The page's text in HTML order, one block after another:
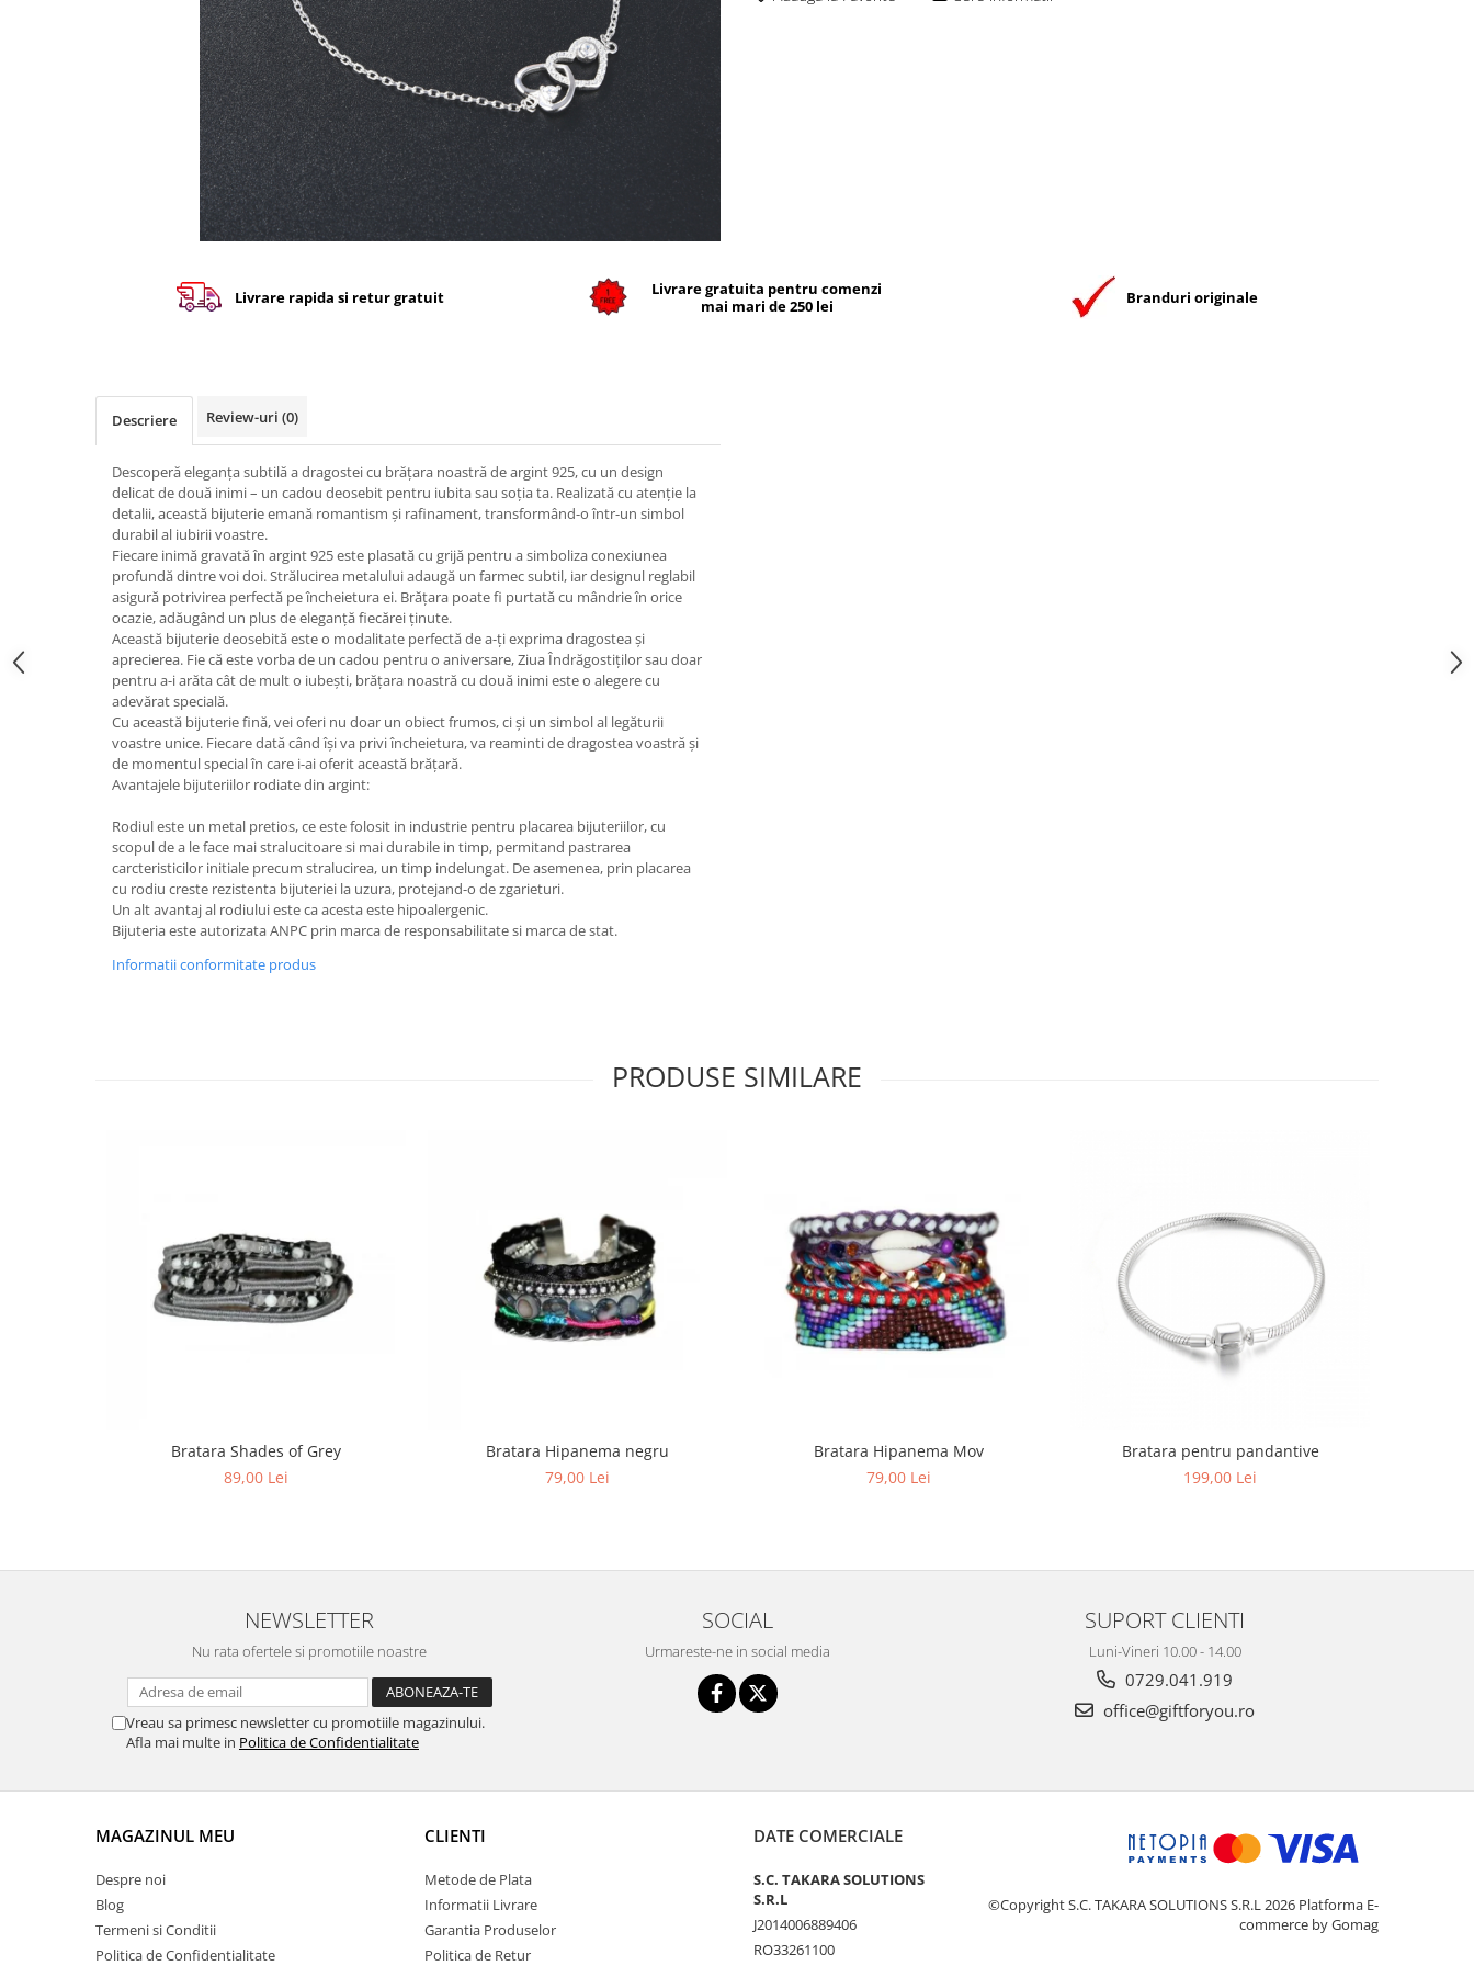
Livrare rapida si retur gratuit
Livrare gratuita pentru comenzi
mai mari de 250 lei
Branduri originale
Descriere Review-uri (0)
Descoperă eleganța subtilă a dragostei cu brățara noastră de argint 925, cu un design
delicat de două inimi – un cadou deosebit pentru iubita sau soția ta. Realizată cu atenție la
detalii, această bijuterie emană romantism și rafinament, transformând-o într-un simbol
durabil al iubirii voastre.
Fiecare inimă gravată în argint 925 este plasată cu grijă pentru a simboliza conexiunea
profundă dintre voi doi. Strălucirea metalului adaugă un farmec subtil, iar designul reglabil
asigură potrivirea perfectă pe încheietura ei. Brățara poate fi purtată cu mândrie în orice
ocazie, adăugând un plus de eleganță fiecărei ținute.
Această bijuterie deosebită este o modalitate perfectă de a-ți exprima dragostea și
aprecierea. Fie că este vorba de un cadou pentru o aniversare, Ziua Îndrăgostiților sau doar
pentru a-i arăta cât de mult o iubești, brățara noastră cu două inimi este o alegere cu
adevărat specială.
Cu această bijuterie fină, vei oferi nu doar un obiect frumos, ci și un simbol al legăturii
voastre unice. Fiecare dată când își va privi încheietura, va reaminti de dragostea voastră și
de momentul special în care i-ai oferit această brățară.
Avantajele bijuteriilor rodiate din argint:
Rodiul este un metal pretios, ce este folosit in industrie pentru placarea bijuteriilor, cu
scopul de a le face mai stralucitoare si mai durabile in timp, permitand pastrarea
carcteristicilor initiale precum stralucirea, un timp indelungat. De asemenea, prin placarea
cu rodiu creste rezistenta bijuteriei la uzura, protejand-o de zgarieturi.
Un alt avantaj al rodiului este ca acesta este hipoalergenic.
Bijuteria este autorizata ANPC prin marca de responsabilitate si marca de stat.
Informatii conformitate produs
PRODUSE SIMILARE
Bratara Shades of Grey
89,00 Lei
Bratara Hipanema negru
79,00 Lei
Bratara Hipanema Mov
79,00 Lei
Bratara pentru pandantive
199,00 Lei
NEWSLETTER
Nu rata ofertele si promotiile noastre
Vreau sa primesc newsletter cu promotiile magazinului.
Afla mai multe in Politica de Confidentialitate
SOCIAL
Urmareste-ne in social media
SUPORT CLIENTI
Luni-Vineri 10.00 - 14.00
0729.041.919
office@giftforyou.ro
MAGAZINUL MEU
Despre noi
Blog
Termeni si Conditii
Politica de Confidentialitate
CLIENTI
Metode de Plata
Informatii Livrare
Garantia Produselor
Politica de Retur
DATE COMERCIALE
S.C. TAKARA SOLUTIONS
S.R.L
J2014006889406
RO33261100
©Copyright S.C. TAKARA SOLUTIONS S.R.L 2026 Platforma E-
commerce by Gomag